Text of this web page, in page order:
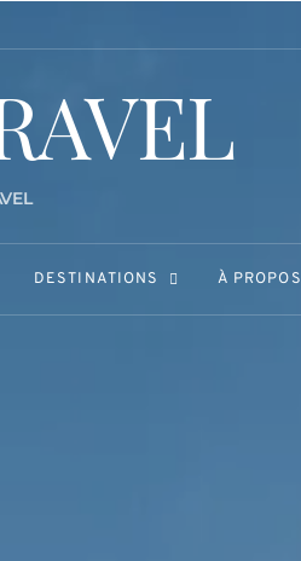
DESTINATIONS À PROPOS